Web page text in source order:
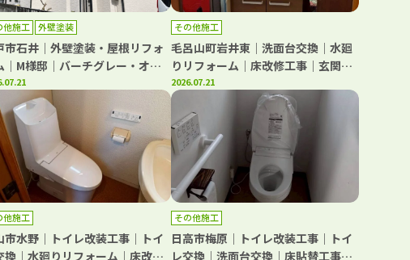
他施工 外壁塗装
市石井｜外壁塗装・屋根リフォ
｜M様邸｜バーチグレー・オニ
上げ
その他施工
毛呂山町岩井東｜洗面台交換｜水廻
りリフォーム｜床改修工事｜玄関照
明交換｜ドアホン交換工事｜A様邸
2026.07.21
他施工
市水野｜トイレ改装工事｜トイ
換｜水廻りリフォーム｜床改修
その他施工
日高市梅原｜トイレ改装工事｜トイ
レ交換｜洗面台交換｜床貼替工事｜